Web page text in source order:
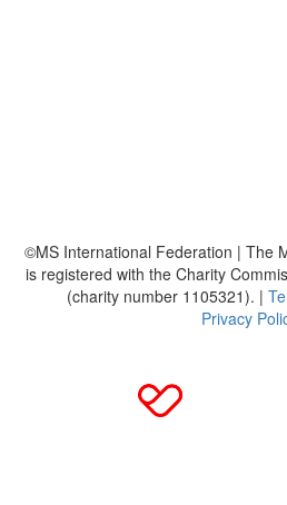
©MS International Federation | The
is registered with the Charity
(charity number 1105321). |
Privacy